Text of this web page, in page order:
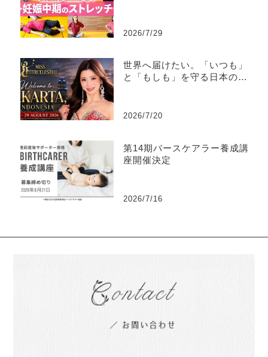
2026/7/29
世界へ届けたい。「いつも」
と「もしも」を守る日本の文
2026/7/20
第14期バースケアラー養成講
座開催決定
2026/7/16